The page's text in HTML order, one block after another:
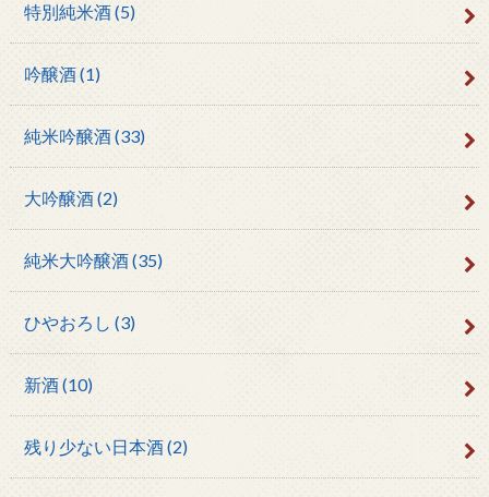
特別純米酒(5)
吟醸酒(1)
純米吟醸酒(33)
大吟醸酒(2)
純米大吟醸酒(35)
ひやおろし (3)
新酒(10)
残り少ない日本酒(2)